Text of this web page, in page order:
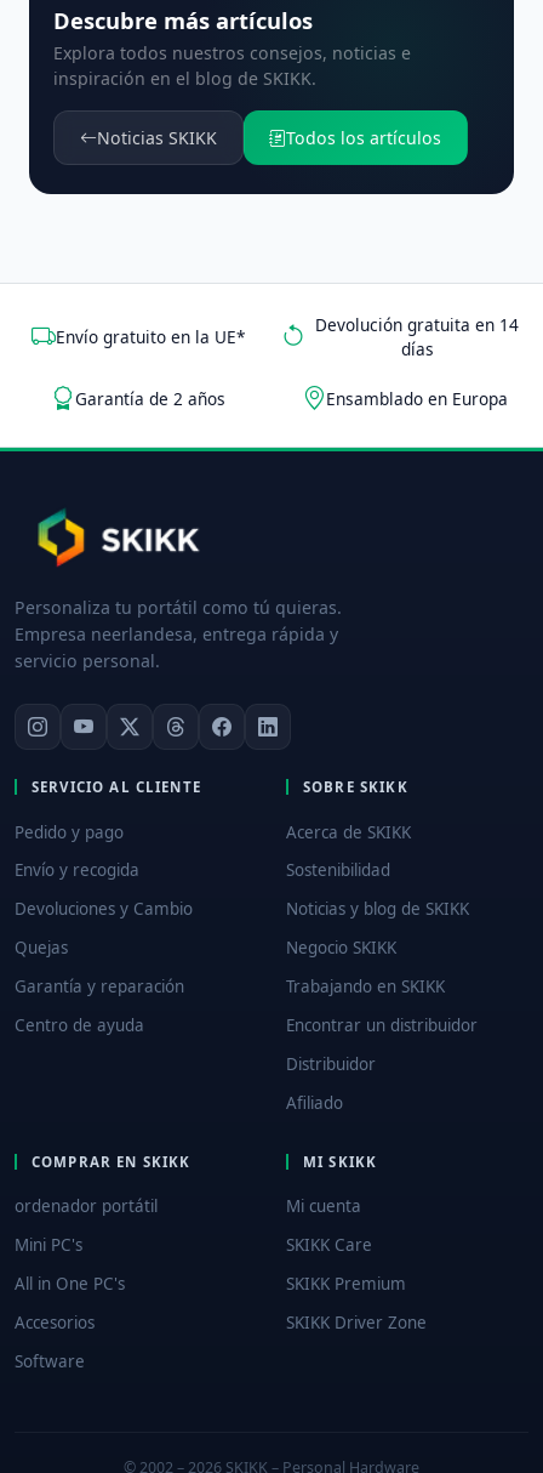
Descubre más artículos
Explora todos nuestros consejos, noticias e
inspiración en el blog de SKIKK.
Noticias SKIKK Todos los artículos
Envío gratuito en la UE*
Devolución gratuita en 14
días
Garantía de 2 años Ensamblado en Europa
Personaliza tu portátil como tú quieras.
Empresa neerlandesa, entrega rápida y
servicio personal.
SERVICIO AL CLIENTE
Pedido y pago
Envío y recogida
Devoluciones y Cambio
Quejas
Garantía y reparación
Centro de ayuda
SOBRE SKIKK
Acerca de SKIKK
Sostenibilidad
Noticias y blog de SKIKK
Negocio SKIKK
Trabajando en SKIKK
Encontrar un distribuidor
Distribuidor
Afiliado
COMPRAR EN SKIKK
ordenador portátil
Mini PC's
All in One PC's
Accesorios
Software
MI SKIKK
Mi cuenta
SKIKK Care
SKIKK Premium
SKIKK Driver Zone
© 2002 – 2026 SKIKK – Personal Hardware